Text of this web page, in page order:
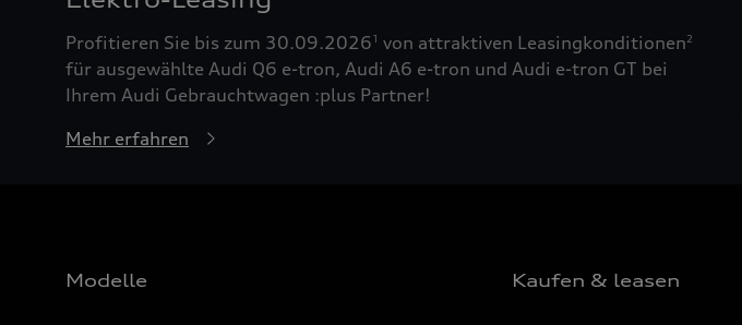
Profitieren Sie bis zum 30.09.20261 von attraktiven Leasingkonditionen2
für ausgewählte Audi Q6 e-tron, Audi A6 e-tron und Audi e-tron GT bei
Ihrem Audi Gebrauchtwagen :plus Partner!
Mehr erfahren
Modelle Kaufen & leasen